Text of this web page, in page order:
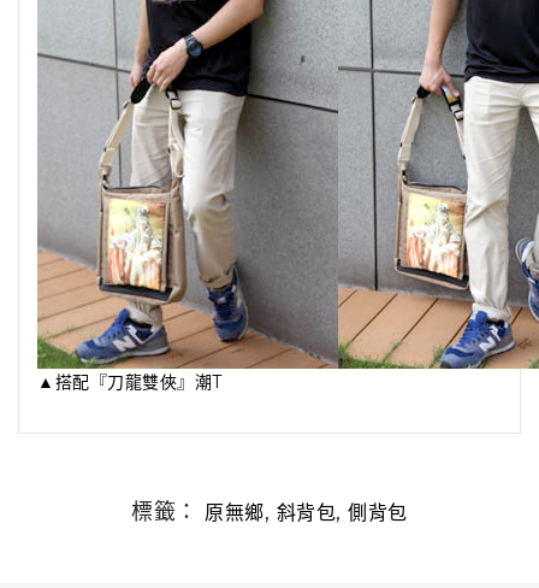
▲搭配『刀龍雙俠』潮T
標籤：原無鄉, 斜背包,側背包